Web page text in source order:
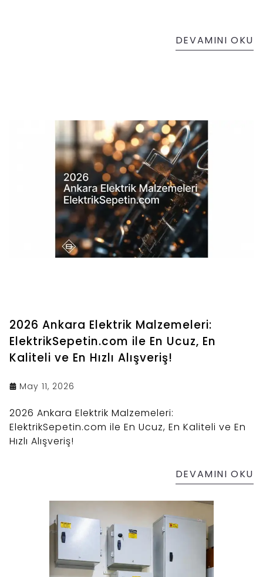
DEVAMINI OKU
2026 Ankara Elektrik Malzemeleri:
ElektrikSepetin.com ile En Ucuz, En
Kaliteli ve En Hızlı Alışveriş!
May 11, 2026
2026 Ankara Elektrik Malzemeleri:
ElektrikSepetin.com ile En Ucuz, En Kaliteli ve En
Hızlı Alışveriş!
DEVAMINI OKU